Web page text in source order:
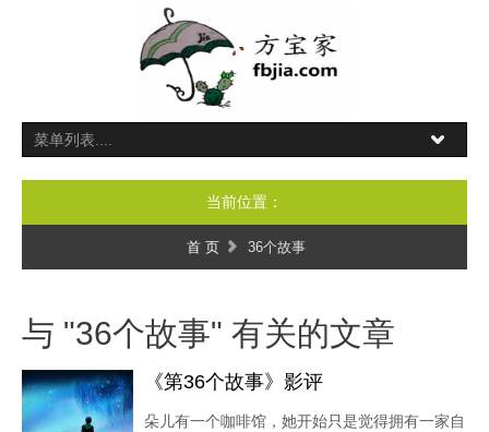
当前位置：
首 页 36个故事
与 "36个故事" 有关的文章
《第36个故事》影评
朵儿有一个咖啡馆，她开始只是觉得拥有一家自